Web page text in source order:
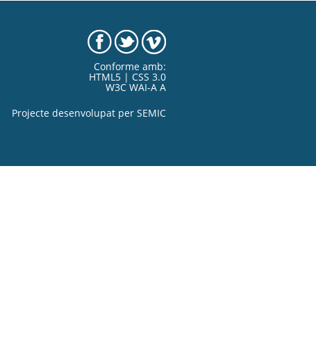
Conforme amb:
HTML5 | CSS 3.0
W3C WAI-A A
Projecte desenvolupat per SEMIC